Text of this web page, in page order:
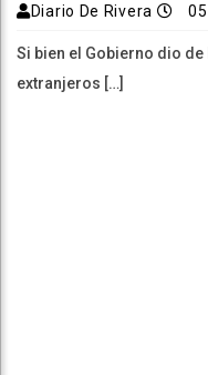
Diario De Rivera
Si bien el Gobierno dio
extranjeros […]